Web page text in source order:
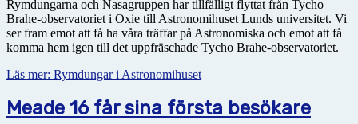
Rymdungarna och Nasagruppen har tillfälligt flyttat från Tycho
Brahe-observatoriet i Oxie till Astronomihuset Lunds universitet. Vi
ser fram emot att få ha våra träffar på Astronomiska och emot att få
komma hem igen till det uppfräschade Tycho Brahe-observatoriet.
Läs mer: Rymdungar i Astronomihuset
Meade 16 får sina första besökare